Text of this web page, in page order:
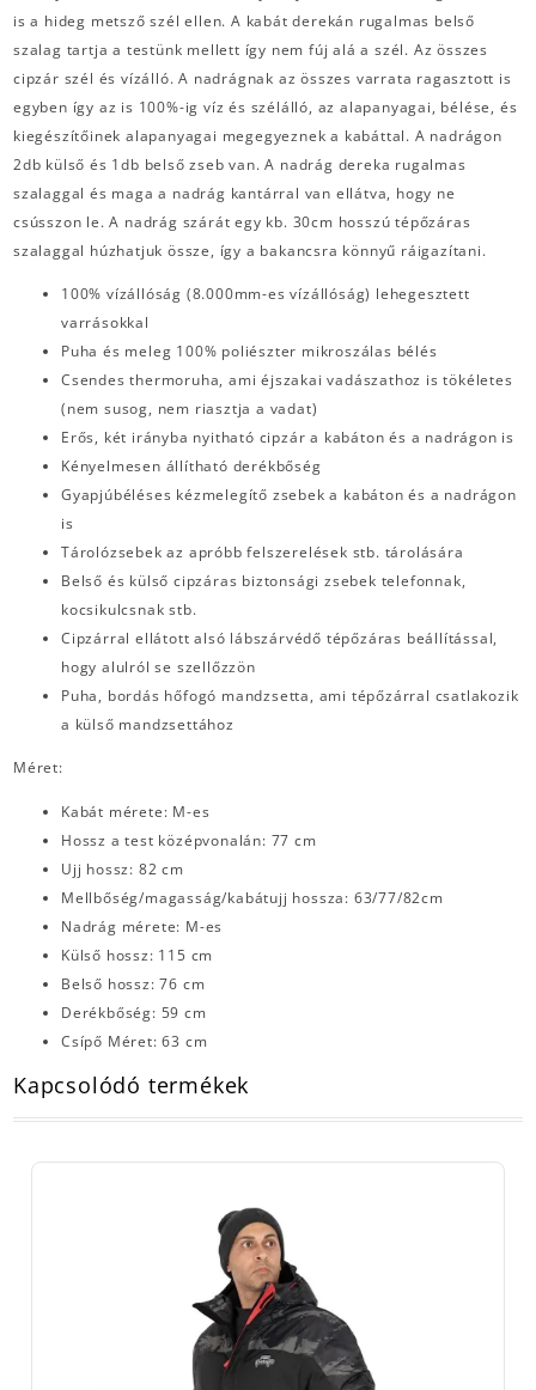
is a hideg metsző szél ellen. A kabát derekán rugalmas belső
szalag tartja a testünk mellett így nem fúj alá a szél. Az összes
cipzár szél és vízálló. A nadrágnak az összes varrata ragasztott is
egyben így az is 100%-ig víz és szélálló, az alapanyagai, bélése, és
kiegészítőinek alapanyagai megegyeznek a kabáttal. A nadrágon
2db külső és 1db belső zseb van. A nadrág dereka rugalmas
szalaggal és maga a nadrág kantárral van ellátva, hogy ne
csússzon le. A nadrág szárát egy kb. 30cm hosszú tépőzáras
szalaggal húzhatjuk össze, így a bakancsra könnyű ráigazítani.
100% vízállóság (8.000mm-es vízállóság) lehegesztett
varrásokkal
Puha és meleg 100% poliészter mikroszálas bélés
Csendes thermoruha, ami éjszakai vadászathoz is tökéletes
(nem susog, nem riasztja a vadat)
Erős, két irányba nyitható cipzár a kabáton és a nadrágon is
Kényelmesen állítható derékbőség
Gyapjúbéléses kézmelegítő zsebek a kabáton és a nadrágon
is
Tárolózsebek az apróbb felszerelések stb. tárolására
Belső és külső cipzáras biztonsági zsebek telefonnak,
kocsikulcsnak stb.
Cipzárral ellátott alsó lábszárvédő tépőzáras beállítással,
hogy alulról se szellőzzön
Puha, bordás hőfogó mandzsetta, ami tépőzárral csatlakozik
a külső mandzsettához
Méret:
Kabát mérete: M-es
Hossz a test középvonalán: 77 cm
Ujj hossz: 82 cm
Mellbőség/magasság/kabátujj hossza: 63/77/82cm
Nadrág mérete: M-es
Külső hossz: 115 cm
Belső hossz: 76 cm
Derékbőség: 59 cm
Csípő Méret: 63 cm
Kapcsolódó termékek